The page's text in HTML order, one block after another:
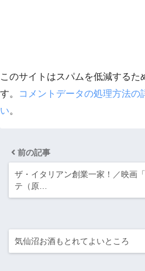
このサイトはスパムを低減するた
す。
コメントデータの処理方法の
い。
前の記事
ザ・イタリアン創業一家！／映画
テ（原…
気仙沼お酒もとれてよいところ